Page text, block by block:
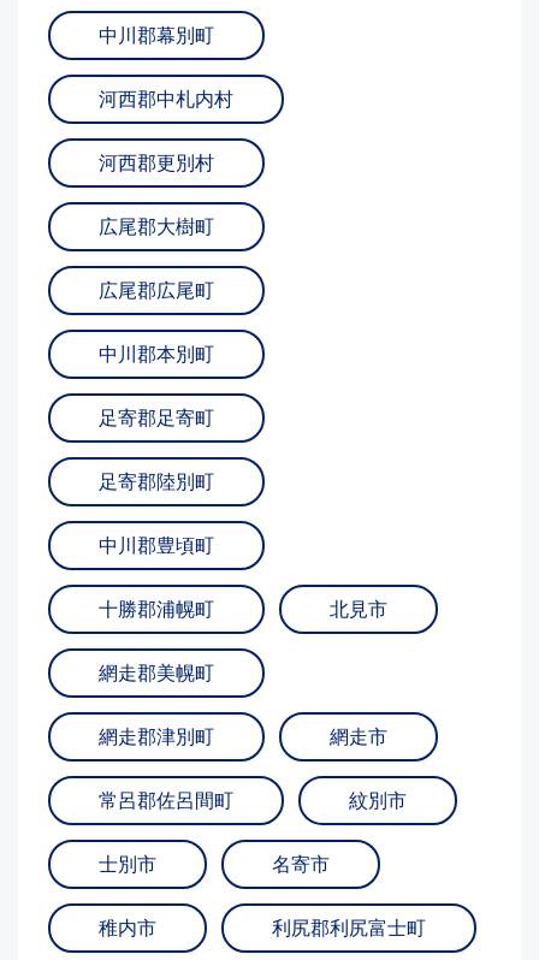
中川郡幕別町
河西郡中札内村
河西郡更別村
広尾郡大樹町
広尾郡広尾町
中川郡本別町
足寄郡足寄町
足寄郡陸別町
中川郡豊頃町
十勝郡浦幌町 北見市
網走郡美幌町
網走郡津別町 網走市
常呂郡佐呂間町 紋別市
士別市 名寄市
稚内市 利尻郡利尻富士町